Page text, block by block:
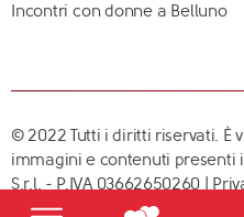
Incontri con donne a Belluno
© 2022 Tutti i diritti riservati. È
immagini e contenuti presenti
S.r.l. - P.IVA 03662650260 |